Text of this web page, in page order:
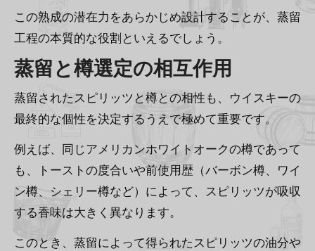
この熟成の潜在力をあらかじめ設計することが、蒸留
工程の本質的な役割といえるでしょう。
蒸留と樽選定の相互作用
蒸留されたスピリッツと樽との相性も、ウイスキーの
最終的な個性を決定するうえで極めて重要です。
例えば、同じアメリカンホワイトオークの樽であって
も、トーストの度合いや前使用歴（バーボン樽、ワイ
ン樽、シェリー樽など）によって、スピリッツが吸収
する香味は大きく異なります。
このとき、蒸留によって得られたスピリッツの油分や